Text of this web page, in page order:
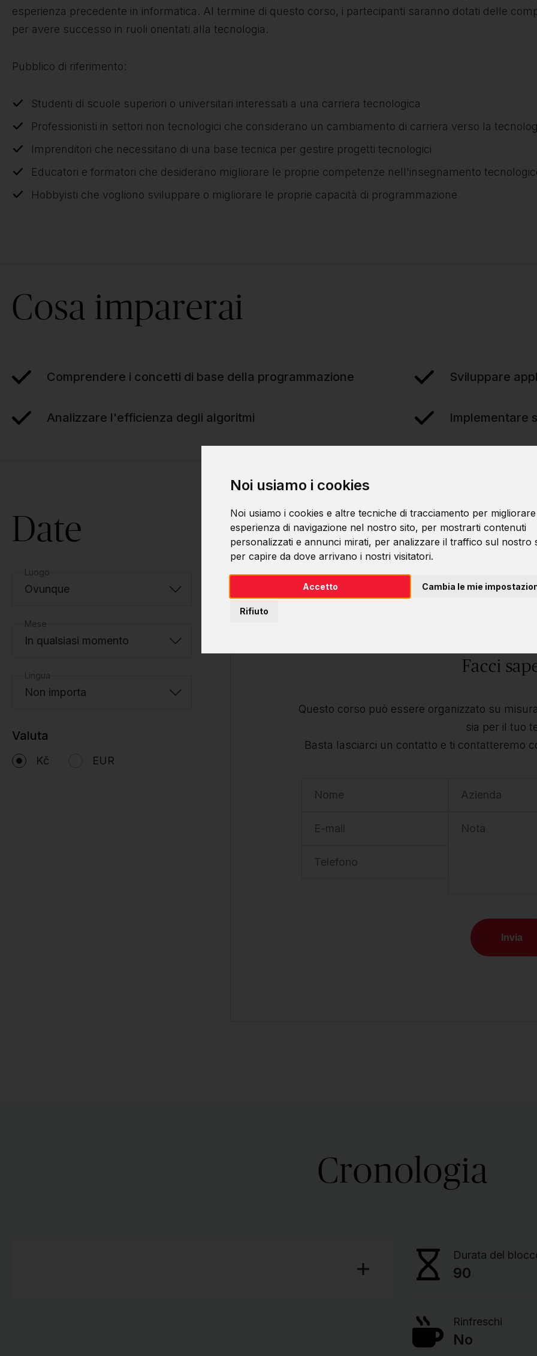
Noi usiamo i cookies
Noi usiamo i cookies e altre tecniche di tracciamento per
esperienza di navigazione nel nostro sito, per mostrarti contenuti
personalizzati e annunci mirati, per analizzare il traffico sul nostro
per capire da dove arrivano i nostri visitatori.
Accetto
Rifiuto
Cambia le mie
esperienza precedente in informatica. Al termine di questo corso, i partecipanti saranno dotati delle
per avere successo in ruoli orientati alla tecnologia.
Pubblico di riferimento:
Studenti di scuole superiori o universitari interessati a una carriera tecnologica
Professionisti in settori non tecnologici che considerano un cambiamento di carriera verso la
Imprenditori che necessitano di una base tecnica per gestire progetti tecnologici
Educatori e formatori che desiderano migliorare le proprie competenze nell'insegnamento
Hobbyisti che vogliono sviluppare o migliorare le proprie capacità di programmazione
Cosa imparerai
Comprendere i concetti di base della programmazione Sviluppare
Analizzare l'efficienza degli algoritmi Implementare
Date
Luogo
Ovunque
Mese
In qualsiasi momento
Lingua
Non importa
Valuta
Kč EUR
Desideri questo
Facci
Questo corso può essere organizzato su
sia per il tuo
Basta lasciarci un contatto e ti contatteremo
Nome
E-mail
Telefono
Azienda
Nota
Invia
Cronologia
Durata del
90
Rinfreschi
No